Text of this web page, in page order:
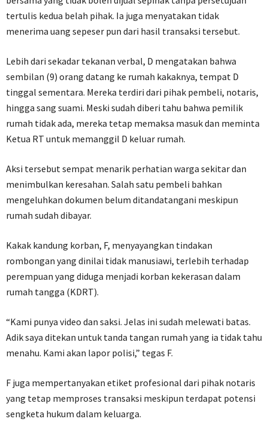
tertulis kedua belah pihak. Ia juga menyatakan tidak
menerima uang sepeser pun dari hasil transaksi tersebut.
‎Lebih dari sekadar tekanan verbal, D mengatakan bahwa
sembilan (9) orang datang ke rumah kakaknya, tempat D
tinggal sementara. Mereka terdiri dari pihak pembeli, notaris,
hingga sang suami. Meski sudah diberi tahu bahwa pemilik
rumah tidak ada, mereka tetap memaksa masuk dan meminta
Ketua RT untuk memanggil D keluar rumah.
‎Aksi tersebut sempat menarik perhatian warga sekitar dan
menimbulkan keresahan. Salah satu pembeli bahkan
mengeluhkan dokumen belum ditandatangani meskipun
rumah sudah dibayar.
‎Kakak kandung korban, F, menyayangkan tindakan
rombongan yang dinilai tidak manusiawi, terlebih terhadap
perempuan yang diduga menjadi korban kekerasan dalam
rumah tangga (KDRT).
‎“Kami punya video dan saksi. Jelas ini sudah melewati batas.
Adik saya ditekan untuk tanda tangan rumah yang ia tidak tahu
menahu. Kami akan lapor polisi,” tegas F.
‎F juga mempertanyakan etiket profesional dari pihak notaris
yang tetap memproses transaksi meskipun terdapat potensi
sengketa hukum dalam keluarga.